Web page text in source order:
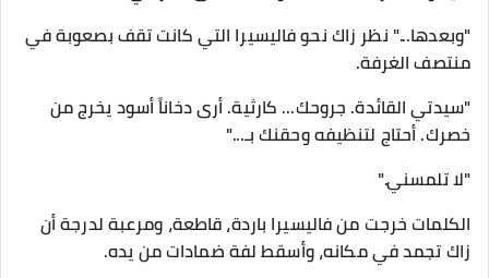
​"وبعدها..." نظر زاك نحو فاليسيرا التي كانت تقف بصعوبة في
منتصف الغرفة.
"سيدتي القائدة. جروحك... كارثية. أرى دخاناً أسود يخرج من
خصرك. أحتاج لتنظيفه وحقنك بـ..."
​"لا تلمسني."
​الكلمات خرجت من فاليسيرا باردة، قاطعة، ومرعبة لدرجة أن
زاك تجمد في مكانه، وأسقط لفة ضمادات من يده.